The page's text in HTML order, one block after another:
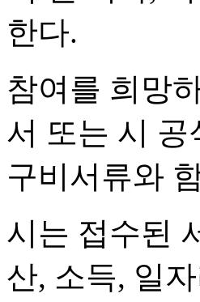
한다.
참여를 희망
서 또는 시
구비서류와
시는 접수된
산, 소득, 일